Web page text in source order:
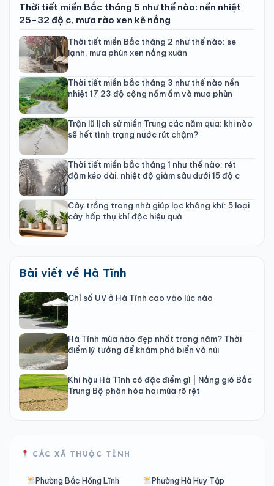
Thời tiết miền Bắc tháng 5 như thế nào: nền nhiệt
25-32 độ c, mưa rào xen kẽ nắng
Thời tiết miền Bắc tháng 2 như thế nào: se
lạnh, mưa phùn xen nắng xuân
Thời tiết miền bắc tháng 3 như thế nào nền
nhiệt 17 23 độ cộng nồm ẩm và mưa phùn
Trận lũ lịch sử miền Trung các năm qua: khi nào
sẽ hết tình trạng nước rút chậm?
Thời tiết miền bắc tháng 1 như thế nào: rét
đậm kéo dài, nhiệt độ giảm sâu dưới 15 độ c
Cây trồng trong nhà giúp lọc không khí: 5 loại
cây hấp thụ khí độc hiệu quả
Bài viết về Hà Tĩnh
Chỉ số UV ở Hà Tĩnh cao vào lúc nào
Hà Tĩnh mùa nào đẹp nhất trong năm? Thời
điểm lý tưởng để khám phá biển và núi
Khí hậu Hà Tĩnh có đặc điểm gì | Nắng gió Bắc
Trung Bộ phân hóa hai mùa rõ rệt
CÁC XÃ THUỘC TỈNH
Phường Bắc Hồng Lĩnh Phường Hà Huy Tập